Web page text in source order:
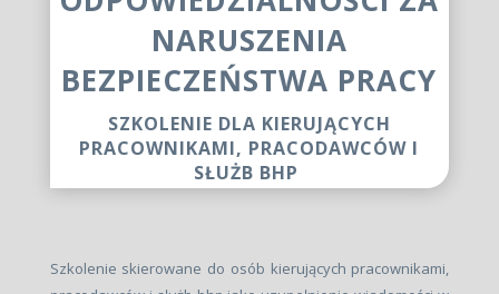
NARUSZENIA
BEZPIECZEŃSTWA PRACY
SZKOLENIE DLA KIERUJĄCYCH
PRACOWNIKAMI, PRACODAWCÓW I
SŁUŻB BHP
Szkolenie skierowane do osób kierujących pracownikami,